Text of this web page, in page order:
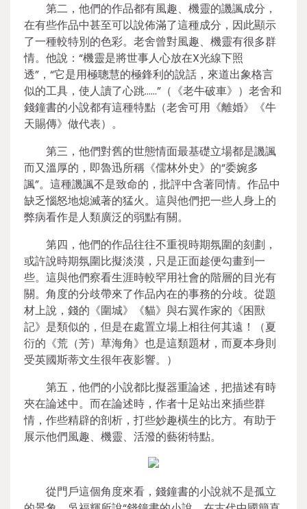
第二，他們的作品都有風趣、機靈的譏諷成分，
在有些作品中甚至可以說佈滿了這種成分，因此顯示
了一種較特別的色彩。老舍曾對風趣、機靈有很多群
情。他說：“機靈是將世事人心放在X光線下照
透”，“它是用極聰慧的極鋒利的說話，來道出象格言
似的工具，使人讀了心跳……”（《老牛破車》）老舍和
錢鐘書的小說都有這種特點（老舍可用《離婚》《牛
天賜傳》做代表）。
第三，他們對舊的世態情面最基礎立場都是譏諷
而又溫厚的，即魯迅所稱《儒林外史》的“委婉多
諷”。這種譏諷不是致命的，批評中含著同情。作品中
缺乏惱怒地熄滅著的猛火。這與他們把一些人身上的
弊病看作是人類廣泛的弱點有關。
第四，他們的作品往往不重視時期氛圍的刻劃，
或許說時期氛圍比擬淡漠，只是正面趁便勾畫到一
些。這與他們察看生涯時較罕用社會的階層的目光有
關。角度的分歧帶來了作品內在的事務的分歧。從題
材上說，錢的《圍城》《貓》與右翼作家的《困獸
記》是類似的，但是在處置立場上相往何其遠！（夏
衍的《荒（芳）草海角》也是這類題材，而夏本身則
受英國斯蒂文生很年夜影響。）
第五，他們的小說都比擬器重論述，把描述有時
夾在論述中。而在論述時，作者十足站出來插些群
情，作些精辟的剖析，打些妙趣橫生的比方。有助于
展示他們風趣、機靈、活潑的藝術特點。
從門戶這個角度來看，錢鐘書的小說就不是孤立